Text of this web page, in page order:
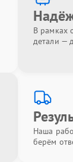
В рамках
детали —
Наша
берём